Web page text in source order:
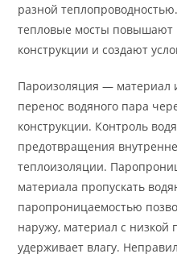
разной
тепловые мосты повышают
конструкции и создают
Пароизоляция — материал
перенос водяного пара
конструкции. Контроль
предотвращения
теплоизоляции.
материала пропускать
паропроницаемостью
наружу, материал с
удерживает влагу.